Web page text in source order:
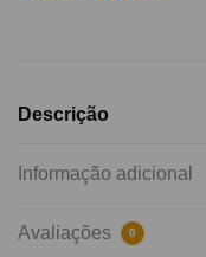
Descrição
Informação adicional
Avaliações 0